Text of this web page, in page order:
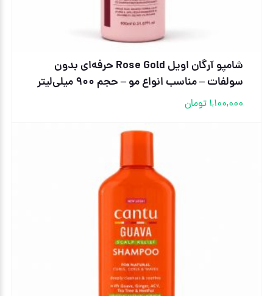
شامپو آرگان اویل Rose Gold حرفه‌ای بدون
سولفات – مناسب انواع مو – حجم 900 میلی‌لیتر
1,100,000 تومان